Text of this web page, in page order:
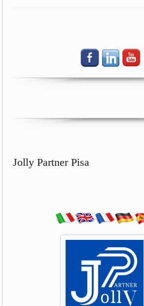
Jolly Partner Pisa